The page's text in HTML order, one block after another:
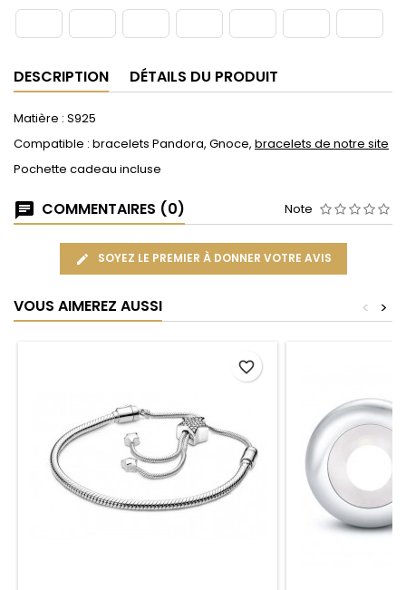
DESCRIPTION DÉTAILS DU PRODUIT
Matière : S925
Compatible : bracelets Pandora, Gnoce, bracelets de notre site
Pochette cadeau incluse
COMMENTAIRES (0) Note
SOYEZ LE PREMIER À DONNER VOTRE AVIS
VOUS AIMEREZ AUSSI >
<
favorite_border